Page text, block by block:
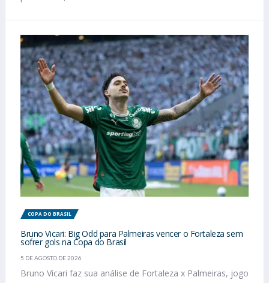
COPA DO BRASIL
Bruno Vicari: Big Odd para Palmeiras vencer o Fortaleza sem
sofrer gols na Copa do Brasil
5 DE AGOSTO DE 2026
Bruno Vicari faz sua análise de Fortaleza x Palmeiras, jogo